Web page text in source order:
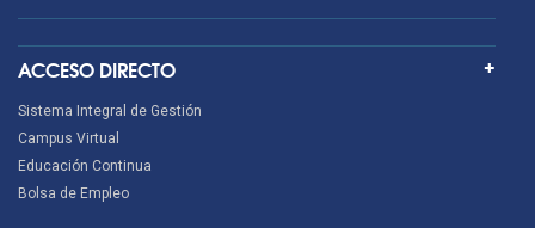
ACCESO DIRECTO
Sistema Integral de Gestión
Campus Virtual
Educación Continua
Bolsa de Empleo